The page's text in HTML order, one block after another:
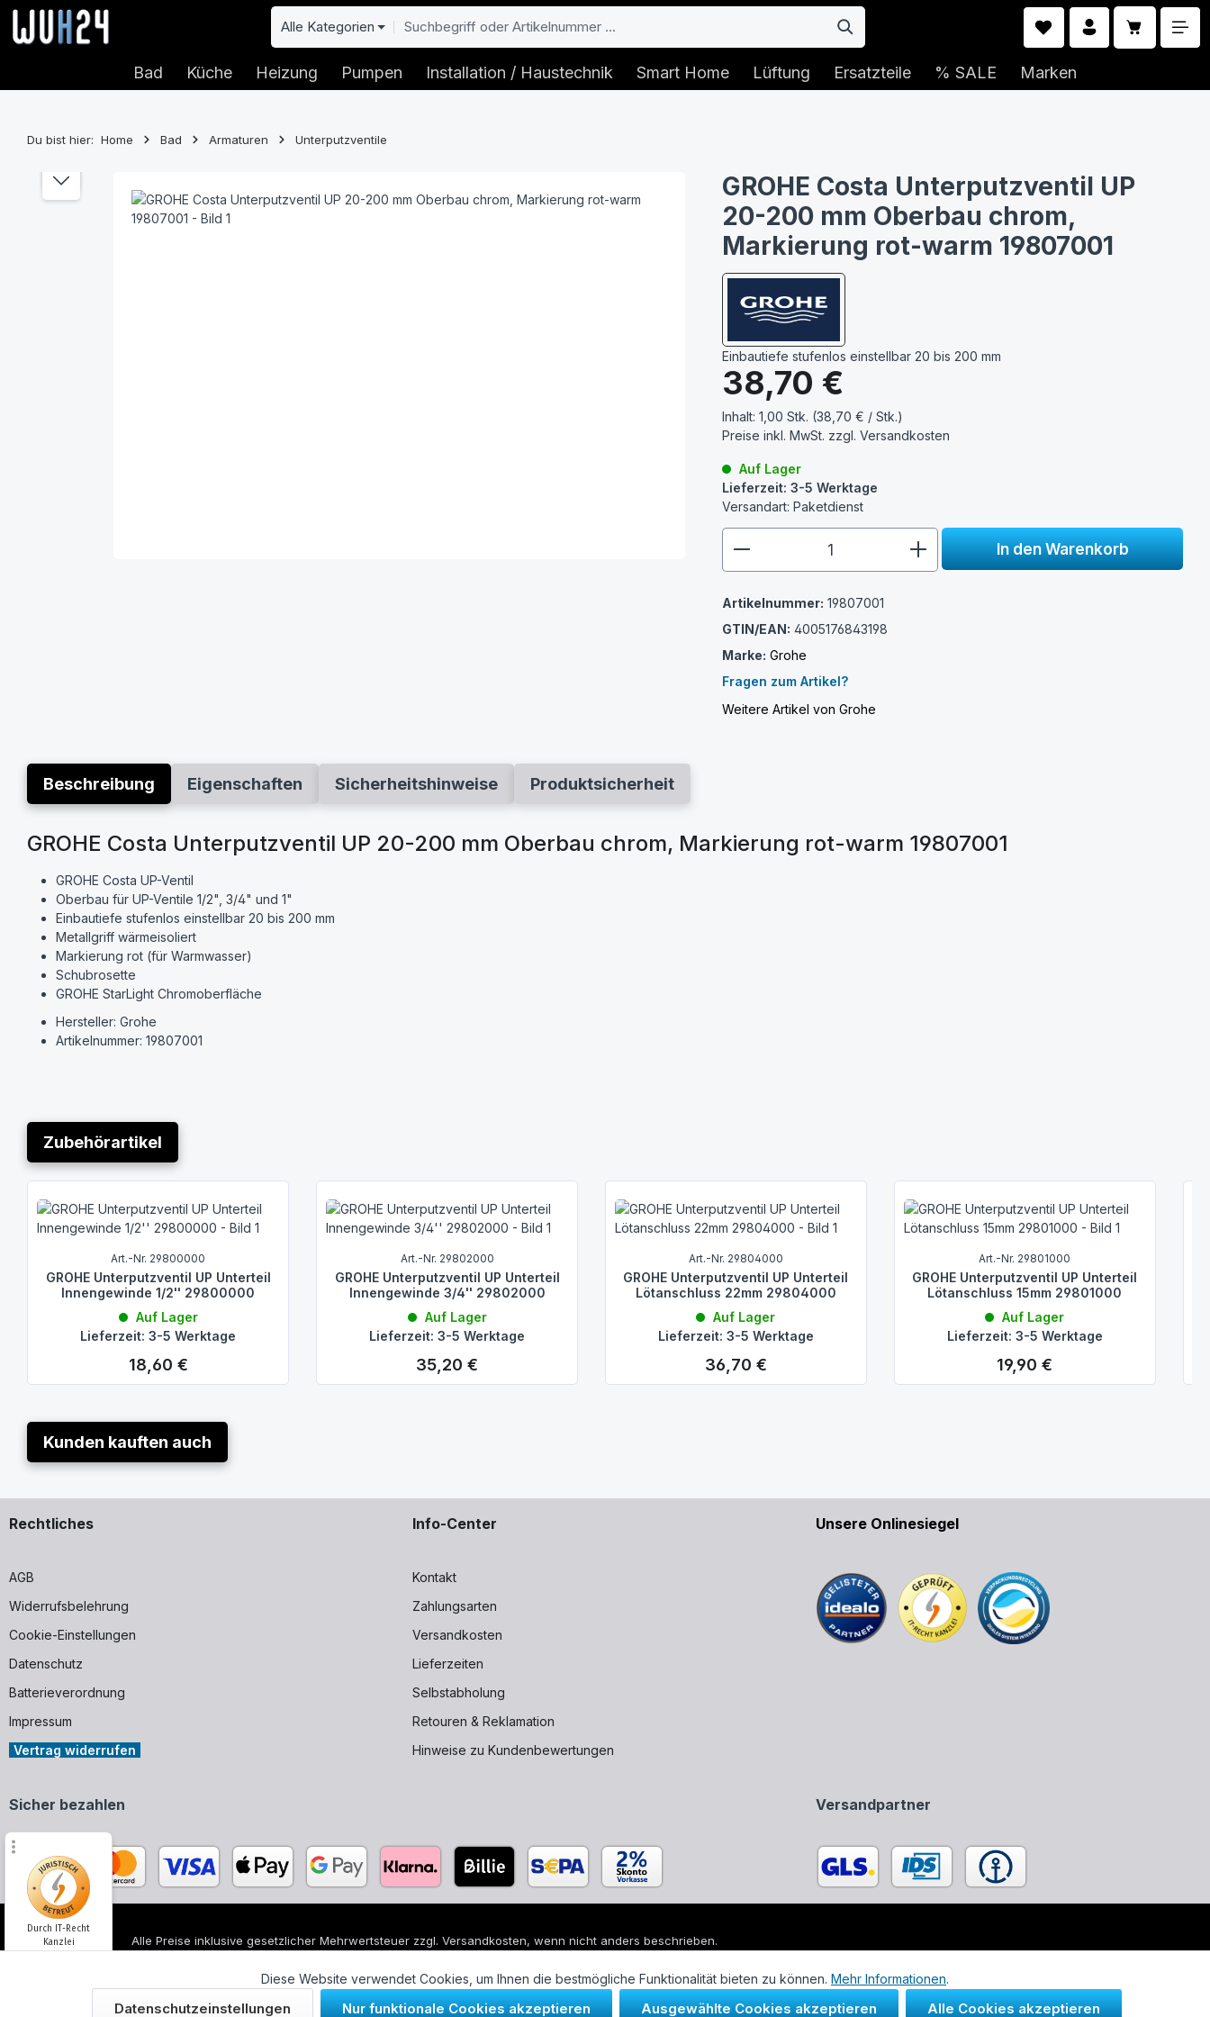
Hauptinhalt springen
Zur Suche springen
Zur Hauptnavigation springen Alle Kategorien
Bad Küche Heizung Pumpen Installation / Haustechnik Smart Home Lüftung Ersatzteile % SALE Marken
Du bist hier: Home Bad Armaturen Unterputzventile
Bildergalerie überspringen
GROHE Costa Unterputzventil UP
20-200 mm Oberbau chrom,
Markierung rot-warm 19807001
Einbautiefe stufenlos einstellbar 20 bis 200 mm
38,70 €
Inhalt:1,00 Stk. (38,70 € / Stk.)
Preise inkl. MwSt. zzgl.Versandkosten
Auf Lager
Lieferzeit: 3-5 Werktage
Versandart: Paketdienst
In den Warenkorb
Artikelnummer: 19807001
GTIN/EAN: 4005176843198
Marke: Grohe
Fragen zum Artikel?
Weitere Artikel von Grohe
Beschreibung Eigenschaften Sicherheitshinweise Produktsicherheit
GROHE Costa Unterputzventil UP 20-200 mm Oberbau chrom, Markierung rot-warm 19807001
GROHE Costa UP-Ventil
Oberbau für UP-Ventile 1/2", 3/4" und 1"
Einbautiefe stufenlos einstellbar 20 bis 200 mm
Metallgriff wärmeisoliert
Markierung rot (für Warmwasser)
Schubrosette
GROHE StarLight Chromoberfläche
Hersteller: Grohe
Artikelnummer: 19807001
Zubehörartikel
Art.-Nr. 29800000
GROHE Unterputzventil UP Unterteil
Innengewinde 1/2'' 29800000
Auf Lager
Lieferzeit: 3-5 Werktage
Regulärer Preis:
18,60 €
Art.-Nr. 29802000
GROHE Unterputzventil UP Unterteil
Innengewinde 3/4'' 29802000
Auf Lager
Lieferzeit: 3-5 Werktage
Regulärer Preis:
35,20 €
Art.-Nr. 29804000
GROHE Unterputzventil UP Unterteil
Lötanschluss 22mm 29804000
Auf Lager
Lieferzeit: 3-5 Werktage
Regulärer Preis:
36,70 €
Art.-Nr. 29801000
GROHE Unterputzventil UP Unterteil
Lötanschluss 15mm 29801000
Auf Lager
Lieferzeit: 3-5 Werktage
Regulärer Preis:
19,90 €
Kunden kauften auch
Rechtliches
AGB
Widerrufsbelehrung
Cookie-Einstellungen
Datenschutz
Batterieverordnung
Impressum
Vertrag widerrufen
Info-Center
Kontakt
Zahlungsarten
Versandkosten
Lieferzeiten
Selbstabholung
Retouren & Reklamation
Hinweise zu Kundenbewertungen
Unsere Onlinesiegel
Sicher bezahlen Versandpartner
Alle Preise inklusive gesetzlicher Mehrwertsteuer zzgl. Versandkosten, wenn nicht anders beschrieben.
© 2026 WUH24.de - Weigel und Unger Heizungs- und Sanitärtechnik GmbH
Diese Website verwendet Cookies, um Ihnen die bestmögliche Funktionalität bieten zu können. Mehr Informationen.
Datenschutzeinstellungen Nur funktionale Cookies akzeptieren Ausgewählte Cookies akzeptieren Alle Cookies akzeptieren
Durch IT-Recht
Kanzlei